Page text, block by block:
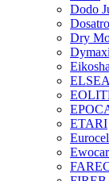
Dodo
Dry
Eikosha
ELSEA
ETARI
Eurocel
Ewocar